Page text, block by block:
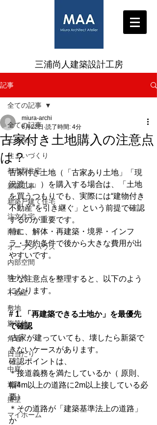
三浦尚人建築設計工房
記事
全ての記事
土地探し
住まいづくり
都市型住宅
新築工事
新築戸建て住宅
注文住宅
雨樋
オープンハウス
内部空間
狭小地
不動産
敷地
旗竿地
角地
日当たり
中庭
道路
擁壁
マイホーム
全ての記事
古家付き土地購入の注意点
は？
miura-archi
6月22日 読了時間: 4分
古家付き土地（「古家あり土地」「現
況渡し」）を購入する場合は、「土地
を買うつもりでも、実際には“建物付き
不動産”を引き継ぐ」という前提で確認
するのが重要です。
特に、解体・再建築・境界・インフ
ラ・契約条件で後から大きな費用が出
やすいです。
主な注意点を整理すると、以下のよう
になります。
# 1. 「再建築できる土地か」を最優先
で確認
古家が建っていても、壊したら新築で
きないケースがあります。
確認ポイントは、
＊接道義務を満たしているか（ 原則、
幅4m以上の道路に2m以上接している必
要）
＊その道路が「建築基準法上の道路」
か